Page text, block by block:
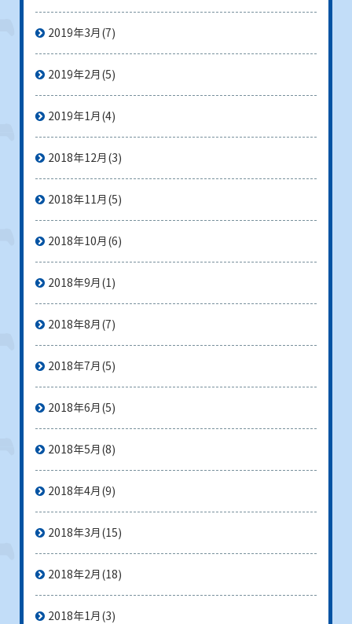
2019年3月 (7)
2019年2月 (5)
2019年1月 (4)
2018年12月 (3)
2018年11月 (5)
2018年10月 (6)
2018年9月 (1)
2018年8月 (7)
2018年7月 (5)
2018年6月 (5)
2018年5月 (8)
2018年4月 (9)
2018年3月 (15)
2018年2月 (18)
2018年1月 (3)